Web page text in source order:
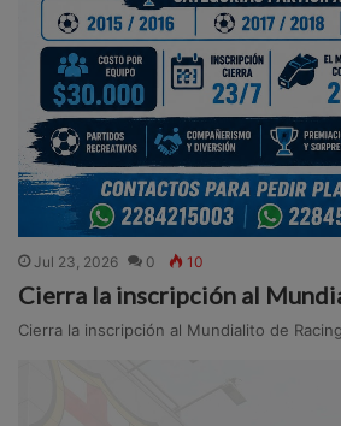
Jul 23, 2026 0 10
Cierra la inscripción al
Cierra la inscripción al Mundialito de Racing